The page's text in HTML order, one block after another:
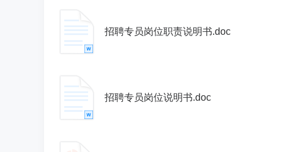
招聘专员岗位职责说明书.doc
招聘专员岗位说明书.doc